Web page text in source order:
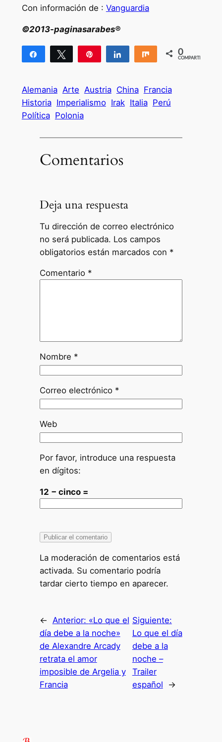
Con información de : Vanguardia
©2013-paginasarabes®
Compartir Twittear Compartir Compartir
0
COMPARTIR
Alemania Arte Austria China Francia
Historia Imperialismo Irak Italia Perú
Política Polonia
Comentarios
Deja una respuesta
Tu dirección de correo electrónico
no será publicada. Los campos
obligatorios están marcados con *
Comentario *
Nombre *
Correo electrónico *
Web
Por favor, introduce una respuesta
en dígitos:
12 − cinco =
La moderación de comentarios está
activada. Su comentario podría
tardar cierto tiempo en aparecer.
← Anterior: «Lo que el
día debe a la noche»
de Alexandre Arcady
retrata el amor
imposible de Argelia y
Francia
Siguiente:
Lo que el día
debe a la
noche –
Trailer
español
→